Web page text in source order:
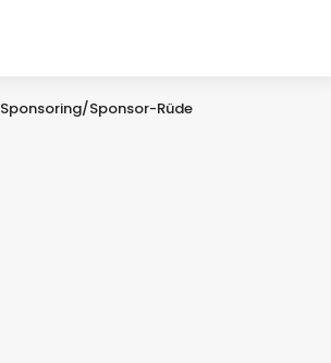
Sponsoring/Sponsor-Rüde